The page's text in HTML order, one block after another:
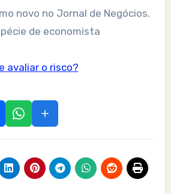
de economista
avaliar o risco?